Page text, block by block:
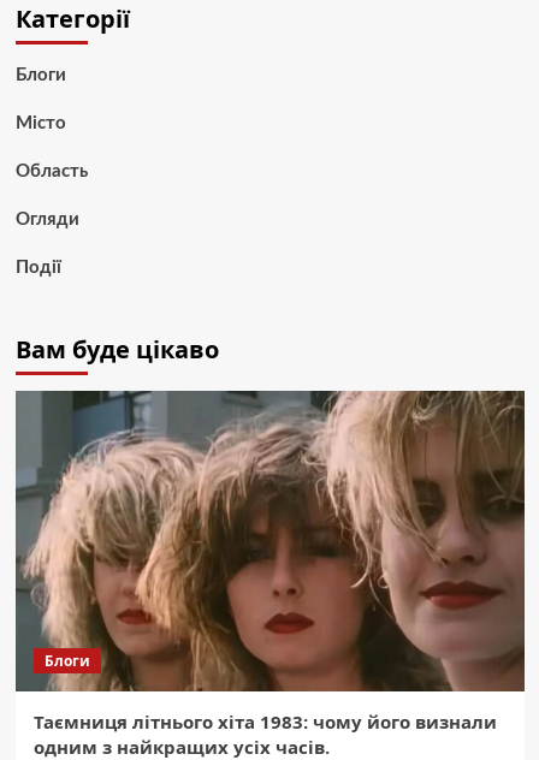
Категорії
Блоги
Місто
Область
Огляди
Події
Вам буде цікаво
Блоги
Таємниця літнього хіта 1983: чому його визнали
одним з найкращих усіх часів.